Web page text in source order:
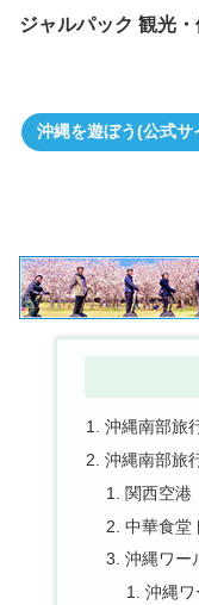
ジャルパック 観光
沖縄を遊ぼう(公式サ
沖縄南部旅
沖縄南部旅
関西空
中華食
沖縄ワー
沖縄